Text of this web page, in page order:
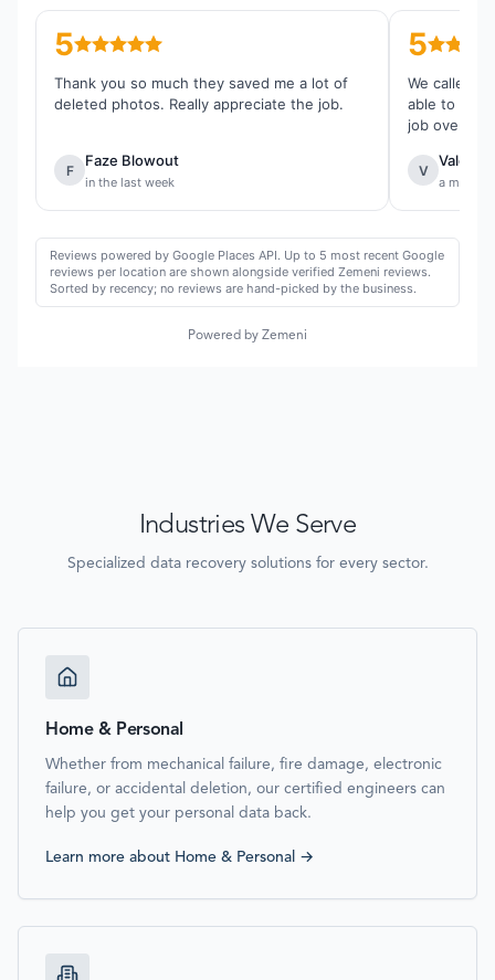
5
Thank you so much they saved me a lot of
deleted photos. Really appreciate the job.
F
Faze Blowout
in the last week
5
We called
able to
job overall.
V
a month
Reviews powered by Google Places API. Up to 5 most recent Google
reviews per location are shown alongside verified Zemeni reviews.
Sorted by recency; no reviews are hand-picked by the business.
Powered by Zemeni
Industries We Serve
Specialized data recovery solutions for every sector.
Home & Personal
Whether from mechanical failure, fire damage, electronic
failure, or accidental deletion, our certified engineers can
help you get your personal data back.
Learn more about Home & Personal →